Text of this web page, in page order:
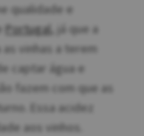
qualidade e
Portugal, já que a
vinhas a terem
captar água e
fazem com que as
Essa acidez
aos vinhos.